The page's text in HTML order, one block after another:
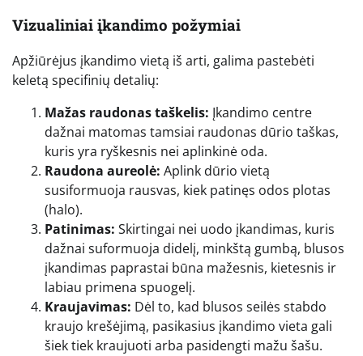
Vizualiniai įkandimo požymiai
Apžiūrėjus įkandimo vietą iš arti, galima pastebėti
keletą specifinių detalių:
Mažas raudonas taškelis: Įkandimo centre
dažnai matomas tamsiai raudonas dūrio taškas,
kuris yra ryškesnis nei aplinkinė oda.
Raudona aureolė: Aplink dūrio vietą
susiformuoja rausvas, kiek patinęs odos plotas
(halo).
Patinimas: Skirtingai nei uodo įkandimas, kuris
dažnai suformuoja didelį, minkštą gumbą, blusos
įkandimas paprastai būna mažesnis, kietesnis ir
labiau primena spuogelį.
Kraujavimas: Dėl to, kad blusos seilės stabdo
kraujo krešėjimą, pasikasius įkandimo vieta gali
šiek tiek kraujuoti arba pasidengti mažu šašu.